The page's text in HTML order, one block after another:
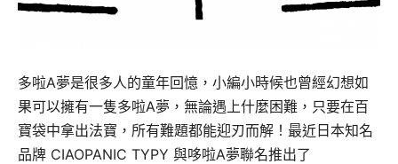
多啦A夢是很多人的童年回憶，小編小時候也曾經幻想如
果可以擁有一隻多啦A夢，無論遇上什麼困難，只要在百
寶袋中拿出法寶，所有難題都能迎刃而解！最近日本知名
品牌 CIAOPANIC TYPY 與哆啦A夢聯名推出了